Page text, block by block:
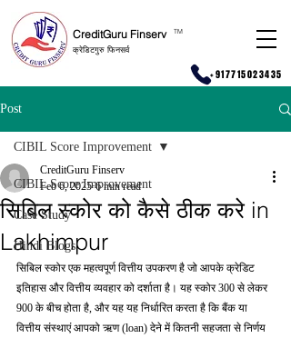
CreditGuru Finserv
क्रेडिटगुरु फिनसर्व
TM
+917715023435
Post
CIBIL Score Improvement
Case Study
Hindi Blogs
CIBIL Score Improvement
सिबिल स्कोर को कैसे ठीक करे in
Lakhimpur
CreditGuru Finserv
Feb 6, 2025 6 min read
सिबिल स्कोर एक महत्वपूर्ण वित्तीय उपकरण है जो आपके क्रेडिट
इतिहास और वित्तीय व्यवहार को दर्शाता है। यह स्कोर 300 से लेकर
900 के बीच होता है, और यह यह निर्धारित करता है कि बैंक या
वित्तीय संस्थाएं आपको ऋण (loan) देने में कितनी सहजता से निर्णय